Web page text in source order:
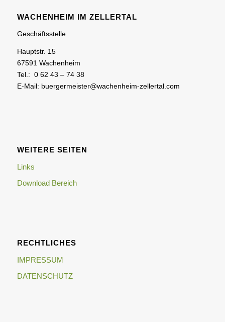
WACHENHEIM IM ZELLERTAL
Geschäftsstelle
Hauptstr. 15
67591 Wachenheim
Tel.: 0 62 43 – 74 38
E-Mail: buergermeister@wachenheim-zellertal.com
WEITERE SEITEN
Links
Download Bereich
RECHTLICHES
IMPRESSUM
DATENSCHUTZ